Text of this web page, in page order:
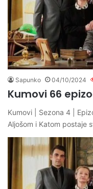
Sapunko 04/10/2024
Kumovi 66
Kumovi | Sezona 4 |
Aljošom i Katom postaje